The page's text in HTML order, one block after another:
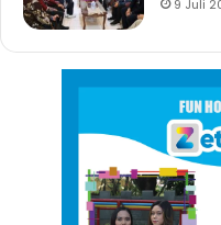
9 Juli